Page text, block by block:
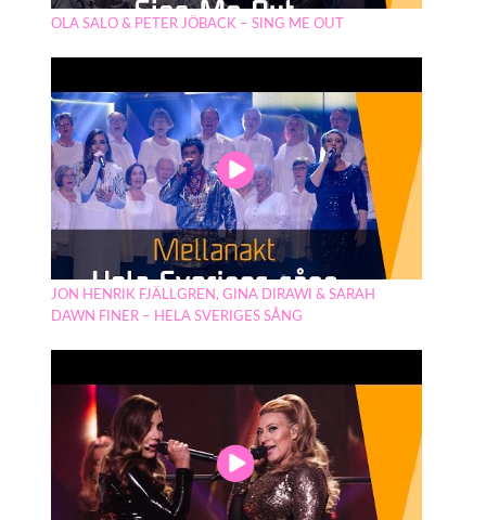
OLA SALO & PETER JÖBACK – SING ME OUT
JON HENRIK FJÄLLGREN, GINA DIRAWI & SARAH
DAWN FINER – HELA SVERIGES SÅNG